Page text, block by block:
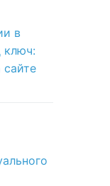
в
ключ:
сайте